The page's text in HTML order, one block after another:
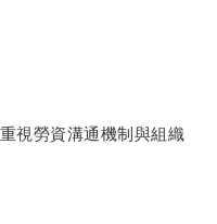
視勞資溝通機制與組織